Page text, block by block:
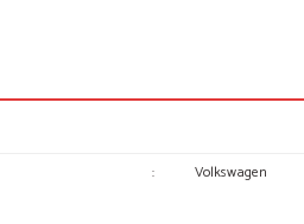
: Volkswagen